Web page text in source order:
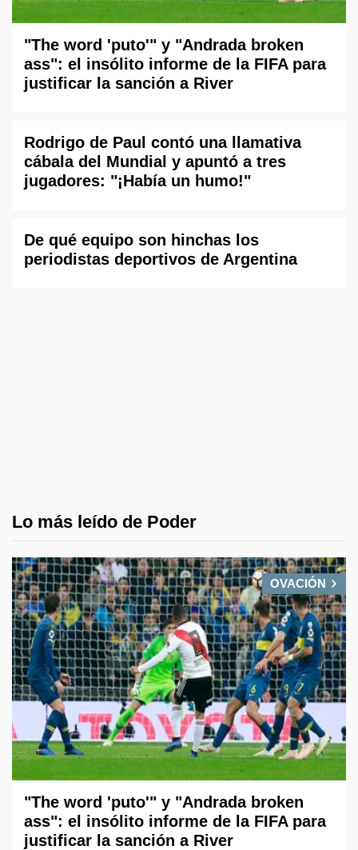
"The word 'puto'" y "Andrada broken
ass": el insólito informe de la FIFA para
justificar la sanción a River
Rodrigo de Paul contó una llamativa
cábala del Mundial y apuntó a tres
jugadores: "¡Había un humo!"
De qué equipo son hinchas los
periodistas deportivos de Argentina
Lo más leído de Poder
OVACIÓN
"The word 'puto'" y "Andrada broken
ass": el insólito informe de la FIFA para
justificar la sanción a River